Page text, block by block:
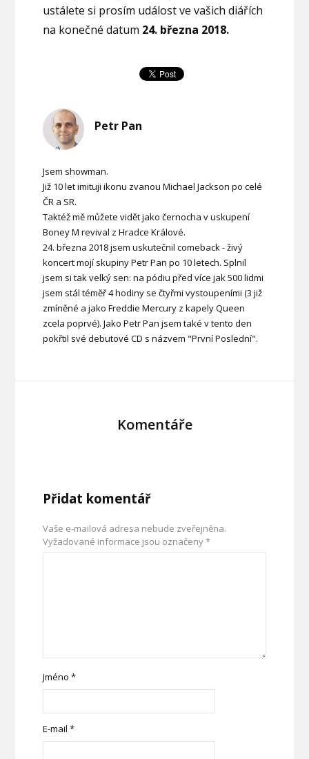
ustálete si prosím událost ve vašich diářích
na konečné datum 24. března 2018.
Petr Pan
Jsem showman.
Již 10 let imituji ikonu zvanou Michael Jackson po celé
ČR a SR.
Taktéž mě můžete vidět jako černocha v uskupení
Boney M revival z Hradce Králové.
24. března 2018 jsem uskutečnil comeback - živý
koncert mojí skupiny Petr Pan po 10 letech. Splnil
jsem si tak velký sen: na pódiu před více jak 500 lidmi
jsem stál téměř 4 hodiny se čtyřmi vystoupeními (3 již
zmíněné a jako Freddie Mercury z kapely Queen
zcela poprvé). Jako Petr Pan jsem také v tento den
pokřtil své debutové CD s názvem "První Poslední".
Komentáře
Přidat komentář
Vaše e-mailová adresa nebude zveřejněna.
Vyžadované informace jsou označeny*
Jméno*
E-mail*